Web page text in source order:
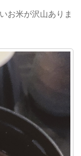
お米が沢山ありま